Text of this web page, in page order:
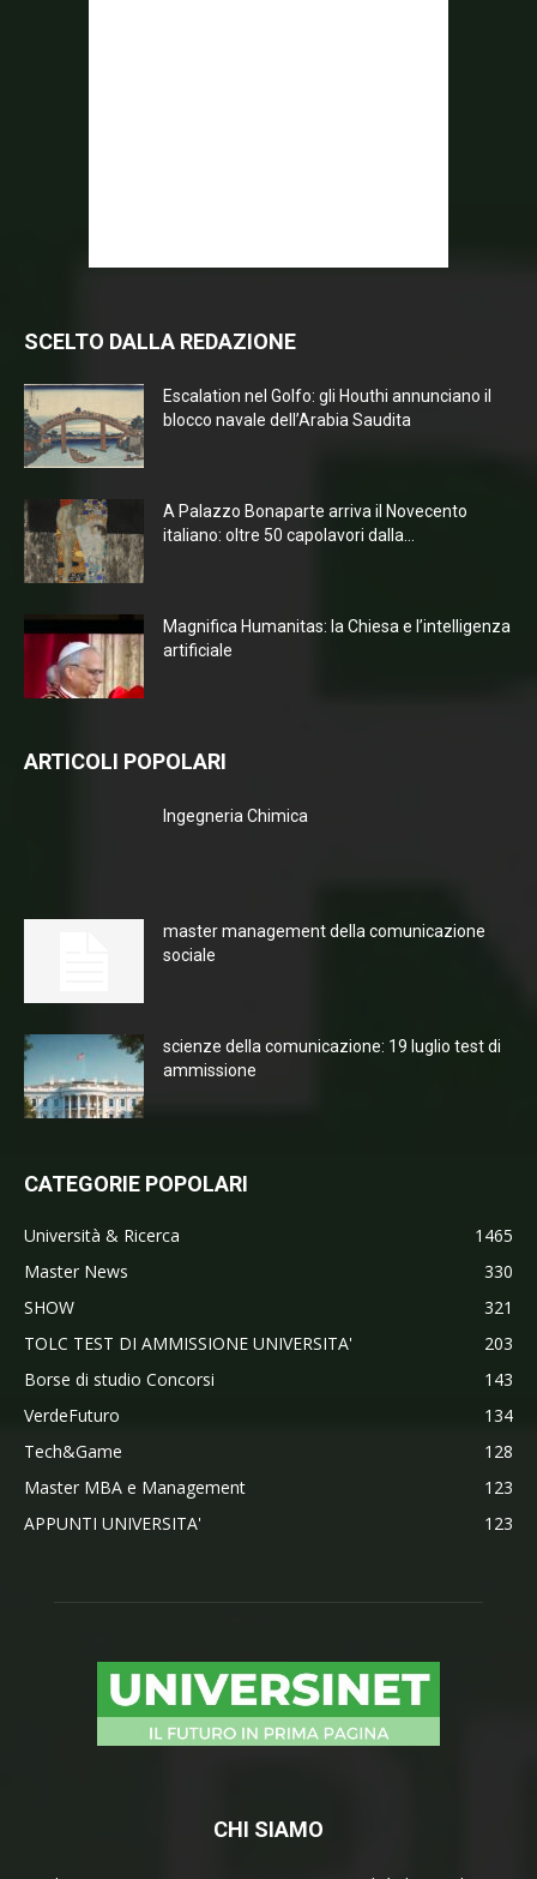
SCELTO DALLA REDAZIONE
Escalation nel Golfo: gli Houthi annunciano il
blocco navale dell’Arabia Saudita
A Palazzo Bonaparte arriva il Novecento
italiano: oltre 50 capolavori dalla...
Magnifica Humanitas: la Chiesa e l’intelligenza
artificiale
ARTICOLI POPOLARI
Ingegneria Chimica
master management della comunicazione
sociale
scienze della comunicazione: 19 luglio test di
ammissione
CATEGORIE POPOLARI
Università & Ricerca
1465
Master News
330
SHOW
321
TOLC TEST DI AMMISSIONE UNIVERSITA'
203
Borse di studio Concorsi
143
VerdeFuturo
134
Tech&Game
128
Master MBA e Management
123
APPUNTI UNIVERSITA'
123
CHI SIAMO